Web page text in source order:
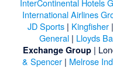
InterContinental Hotels
International Airlines
JD Sports| Kingfisher|
General | Lloyds
Exchange Group|
& Spencer| Melrose